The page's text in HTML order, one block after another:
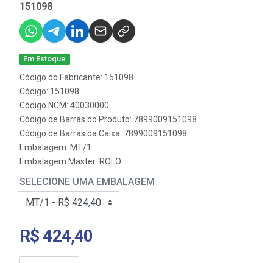
151098
Em Estoque
Código do Fabricante: 151098
Código: 151098
Código NCM: 40030000
Código de Barras do Produto: 7899009151098
Código de Barras da Caixa: 7899009151098
Embalagem: MT/1
Embalagem Master: ROLO
SELECIONE UMA EMBALAGEM
R$ 424,40